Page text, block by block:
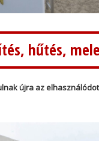
hűtés,
újra az